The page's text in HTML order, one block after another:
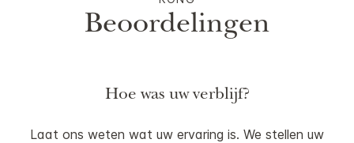
Beoordelingen
Hoe was uw verblijf?
Laat ons weten wat uw ervaring is. We stellen uw